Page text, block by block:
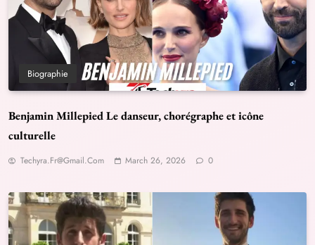
Biographie
Benjamin Millepied Le danseur, chorégraphe et icône
culturelle
Techyra.fr@gmail.com March 26, 2026 0